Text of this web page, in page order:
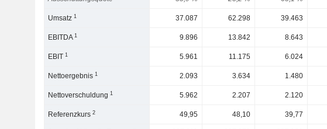
Umsatz1 37.087 62.298 39.463
EBITDA1 9.896 13.842 8.643
EBIT1 5.961 11.175 6.024
Nettoergebnis1 2.093 3.634 1.480
Nettoverschuldung1 5.962 2.207 2.120
Referenzkurs2 49,95 48,10 39,77